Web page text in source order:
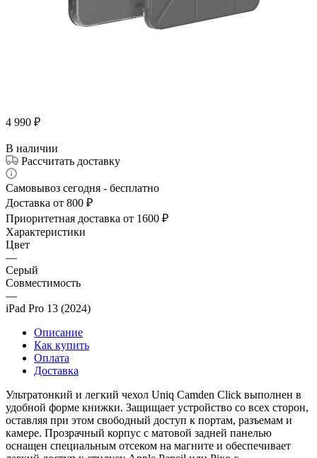
4 990 ₽
В наличии
Рассчитать доставку
Самовывоз сегодня - бесплатно
Доставка от 800 ₽
Приоритетная доставка от 1600 ₽
Характеристики
Цвет
—
Серый
Совместимость
—
iPad Pro 13 (2024)
Описание
Как купить
Оплата
Доставка
Ультратонкий и легкий чехол Uniq Camden Click выполнен в
удобной форме книжки. Защищает устройство со всех сторон,
оставляя при этом свободный доступ к портам, разъемам и
камере. Прозрачный корпус с матовой задней панелью
оснащен специальным отсеком на магните и обеспечивает